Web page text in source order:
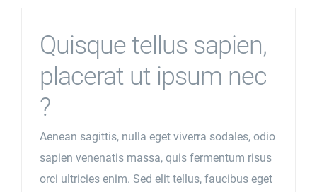
Quisque tellus sapien,
placerat ut ipsum nec
?
Aenean sagittis, nulla eget viverra sodales, odio
sapien venenatis massa, quis fermentum risus
orci ultricies enim. Sed elit tellus, faucibus eget